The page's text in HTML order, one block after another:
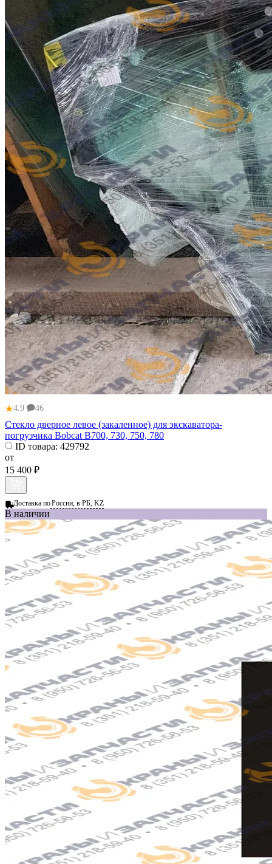
★4.9 46
Стекло дверное левое (закаленное) для экскаватора-
погрузчика Bobcat B700, 730, 750, 780
ID товара: 429792
от
15 400 ₽
Доставка поРоссии, в РБ, KZ
В наличии